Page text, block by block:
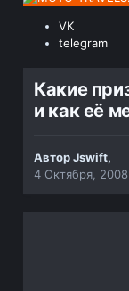
VK
telegram
Какие
и как её
АвторJswift,
4 Октября,